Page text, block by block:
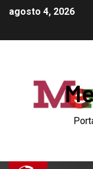
agosto 4, 2026